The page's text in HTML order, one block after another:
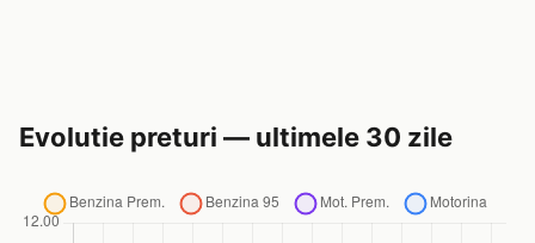
Evolutie preturi — ultimele 30 zile